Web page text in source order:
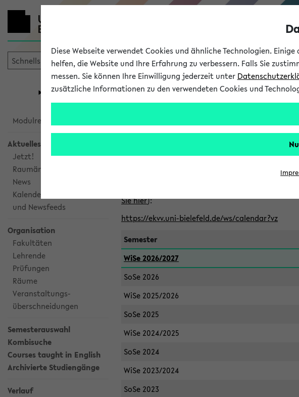
Universität Forschung Studium
eKVV
Modulrecherche
Aktuelles
Jetzt!
Raumänderungen
News
Kalenderintegration
und Newsfeeds
Organisation
Fakultäten
Lehrende
Prüfungen
Räume
Veranstaltungs-
überschneidungen
Semesterauswahl
Kombisuche
Courses taught in English
Archivierte Studiengänge
Verlauf
Alle veröffentlichten
Klicken Sie auf das Semester, welches Sie für
Sie hier):
https://ekvv.uni-bielefeld.de/ws/calendar?vz
Semester
WiSe 2026/2027
SoSe 2026
WiSe 2025/2026
SoSe 2025
WiSe 2024/2025
SoSe 2024
WiSe 2023/2024
SoSe 2023
Diese Webseite verwendet Cookies und ähnliche Technologien.
helfen, die Website und Ihre Erfahrung zu verbessern. Falls Sie
messen. Sie können Ihre Einwilligung jederzeit unter
zusätzliche Informationen zu den verwendeten Cookies und